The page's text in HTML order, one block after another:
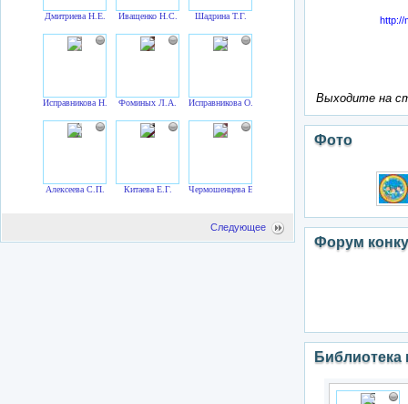
Дмитриева Н.Е. Иващенко Н.С. Шадрина Т.Г.
Исправникова Н.А. Фоминых Л.А. Исправникова О.А.
Алексеева С.П. Китаева Е.Г. Чермошенцева Е.А.
Следующее
http://
Выходите на
Фото
Форум
Библиотека